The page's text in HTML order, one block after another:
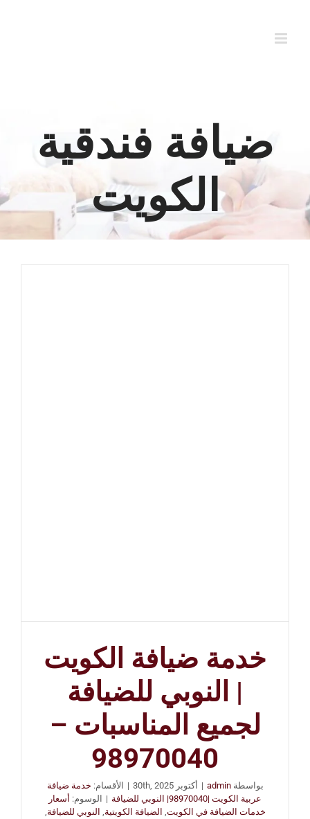
ضيافة فندقية
الكويت
خدمة ضيافة الكويت
| النوبي للضيافة
لجميع المناسبات –
98970040
بواسطةadmin
| أكتوبر 30th, 2025 | الأقسام: خدمة ضيافة
عربية الكويت |98970040| النوبي للضيافة
| الوسوم: أسعار
خدمات الضيافة في الكويت, الضيافة الكويتية, النوبي للضيافة,